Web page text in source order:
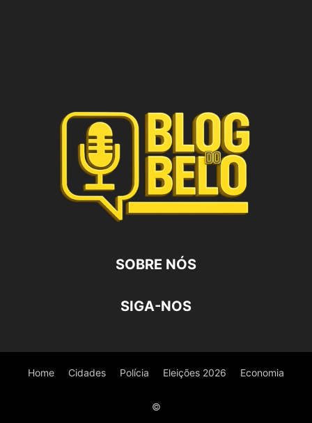
SOBRE NÓS
SIGA-NOS
Home Cidades Polícia Eleições 2026 Economia
©